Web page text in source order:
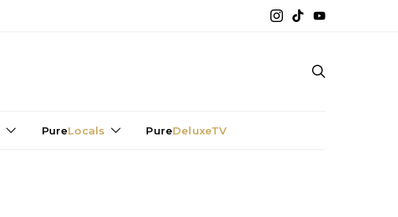
PureLocals PureDeluxeTV